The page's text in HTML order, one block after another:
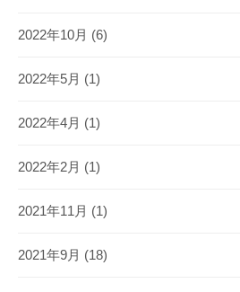
2022年10月 (6)
2022年5月 (1)
2022年4月 (1)
2022年2月 (1)
2021年11月 (1)
2021年9月 (18)